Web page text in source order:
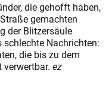
die gehofft haben,
gemachten
der Blitzersäule
Nachrichten:
die bis zu dem
ez